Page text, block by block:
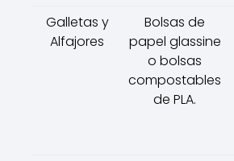
Galletas y
Alfajores
Bolsas de
papel glassine
o bolsas
compostables
de PLA.